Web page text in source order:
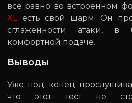
все равно во встроенном
XLесть свой шарм. Он
сглаженности атаки,
комфортной подаче.
Выводы
Уже под конец
что этот тест не